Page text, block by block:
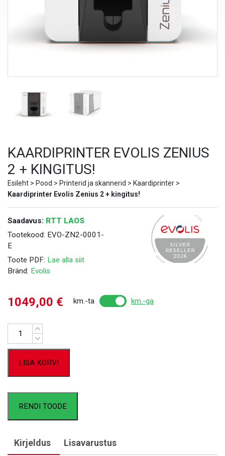
KAARDIPRINTER EVOLIS ZENIUS
2 + KINGITUS!
Esileht > Pood > Printerid ja skannerid > Kaardiprinter >
Kaardiprinter Evolis Zenius 2 + kingitus!
Saadavus: RTT LAOS
Tootekood: EVO-ZN2-0001-
E
Toote PDF: Lae alla siit
Bränd: Evolis
1049,00 € km.-ta km.-ga
Kogus
LISA KORVI
RENDI TOODE
Kirjeldus Lisavarustus